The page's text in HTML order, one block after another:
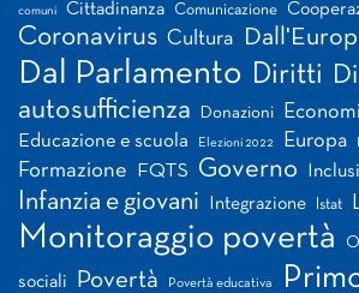
comuni Cittadinanza Comunicazione
Coronavirus Cultura
Dal Parlamento Diritti
autosufficienza
Donazioni
Educazione e scuola Elezioni 2022 Europa
Formazione FQTS Governo
Infanzia e giovani Integrazione Istat
Monitoraggio povertà
sociali Povertà Povertà educativa